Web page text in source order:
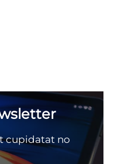
cupidatat no